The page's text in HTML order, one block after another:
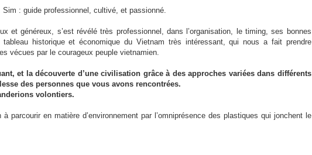
: guide professionnel, cultivé, et passionné.
et généreux, s’est révélé très professionnel, dans l’organisation, le timing, ses bonnes
historique et économique du Vietnam très intéressant, qui nous a fait prendre
vécues par le courageux peuple vietnamien.
et la découverte d’une civilisation grâce à des approches variées dans différents
des personnes que vous avons rencontrées.
volontiers.
parcourir en matière d’environnement par l’omniprésence des plastiques qui jonchent le